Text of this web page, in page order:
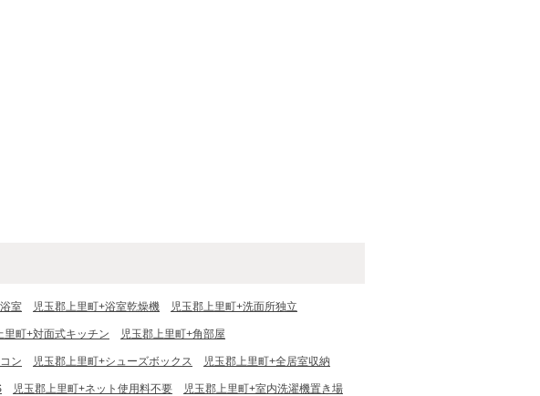
室 児玉郡上里町+浴室乾燥機 児玉郡上里町+洗面所独立
里町+対面式キッチン 児玉郡上里町+角部屋
ン 児玉郡上里町+シューズボックス 児玉郡上里町+全居室収納
児玉郡上里町+ネット使用料不要 児玉郡上里町+室内洗濯機置き場